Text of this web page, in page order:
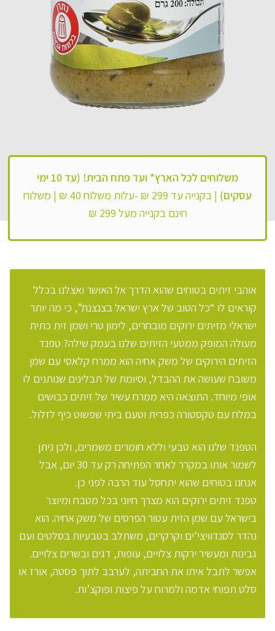
משלוחים לכל הארץ*
ועד פתח הבית! (עד 10 ימי
עסקים) | בקנייה עד 299 ₪ -עלות משלוח 40 ₪ |
משלוח
חינם בקנייה מעל 299 ₪
אוהבי זיתים בטוחים שהוא הדרך אל האושר ואצלנו בכלל
קוראים לו “כל הטוב של ארץ ישראל בצנצנת”, כי מה יותר
ישראלי מזיתים ירוקים מובחרים, לימון טרי ושמן זית כתית
מעולה המופק ממטעי הזיתים שלנו בעמק שילה? טפנד
הזיתים הירוקים של משק אחיה הוא ממרח קלאסי עם שמן
משובח שעושה את ההבדל, וסיומת של תבלינים שנותנים לו
אופי מיוחד. התוצאה היא ממרח עשיר של זיתים כבושים
במלח עם טקסטורה כפרית וטעם ביתי שפשוט כיף לזלול.
הטפנד שלנו הוא טבעי וללא חומרים משמרים, ולכן ניתן
לשמור אותו במקרר לאחר הפתיחה רק עד 30 יום, אבל
אנחנו בטוחים שהוא יתחסל עוד הרבה לפני כן.
טפנד זיתים ירוקים הוא מצרך חיוני בכל מטבח ומיוצר
בישראל עם שמן הזית עטור הפרסים של משק אחיה. הוא
נהדר לסנדוויצי’ים וקרקרים, משתלב בטבעיות בסלטים ועם
גבינות ומעשיר ירקות צלויים, עופות, דגים ובשרים צלויים.
אפשר לתבל איתו את החביתה, לערבב לתוך פסטה, אורז או
סלט תפוחי אדמה ולמרוח על פיצות ופוקצ’ות.